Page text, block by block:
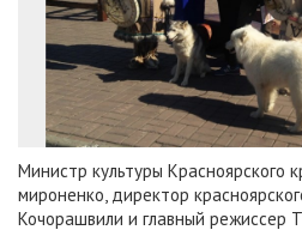
Министр культуры Красноярского
мироненко, директор
Кочорашвили и главный режиссер